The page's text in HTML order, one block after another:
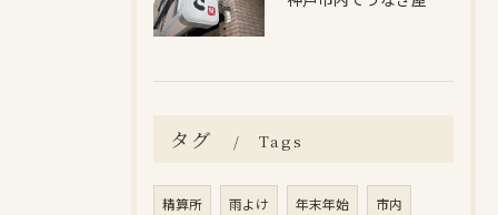
タグ Tags
精算所 雨よけ 年末年始 市内